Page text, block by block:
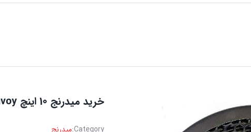
خرید میدرنج 10 اینچ Savoy – مدل SV-1030PRO
Category:میدرنج